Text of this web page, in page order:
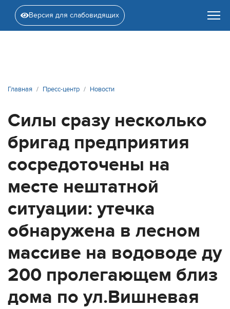
Версия для слабовидящих
Главная Пресс-центр Новости
Силы сразу несколько
бригад предприятия
сосредоточены на
месте нештатной
ситуации: утечка
обнаружена в лесном
массиве на водоводе ду
200 пролегающем близ
дома по ул.Вишневая